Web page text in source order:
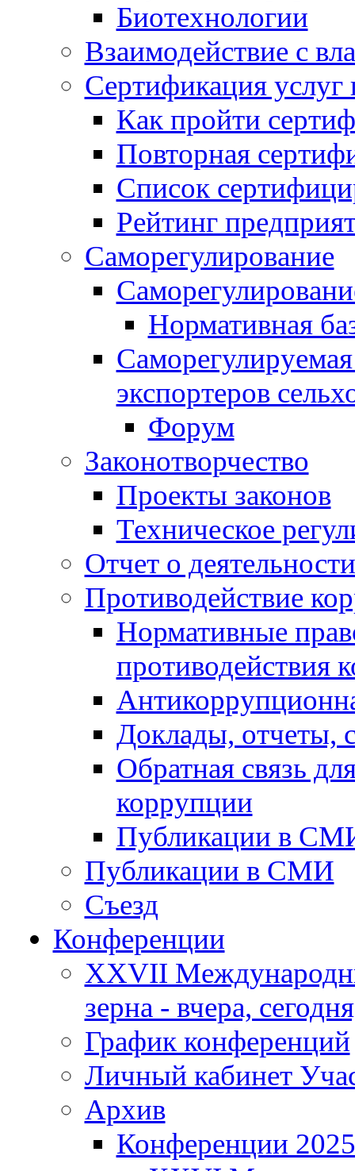
Биотехнологии
Взаимодействие с
Сертификация услуг
Как пройти
Повторная
Список
Рейтинг
Саморегулирование
Нормативная
экспортеров
Форум
Законотворчество
Проекты законов
Техническое
Отчет о
Противодействие
Нормативные
противодействия
Доклады, отчеты,
Обратная связь
коррупции
Публикации в
Публикации в СМИ
Съезд
Конференции
XXVII
зерна - вчера,
График конференций
Личный кабинет
Архив
Конференции 2025